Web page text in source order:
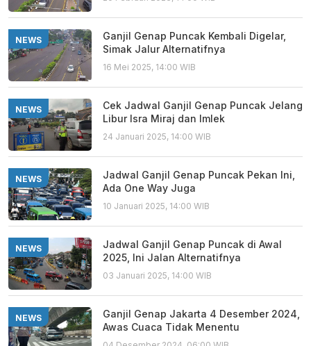
NEWS
Ganjil Genap Puncak Kembali Digelar,
Simak Jalur Alternatifnya
16 Mei 2025, 14:00 WIB
NEWS
Cek Jadwal Ganjil Genap Puncak Jelang
Libur Isra Miraj dan Imlek
24 Januari 2025, 14:00 WIB
NEWS
Jadwal Ganjil Genap Puncak Pekan Ini,
Ada One Way Juga
10 Januari 2025, 14:00 WIB
NEWS
Jadwal Ganjil Genap Puncak di Awal
2025, Ini Jalan Alternatifnya
03 Januari 2025, 14:00 WIB
NEWS
Ganjil Genap Jakarta 4 Desember 2024,
Awas Cuaca Tidak Menentu